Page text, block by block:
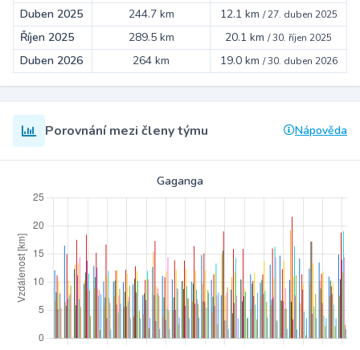
Duben 2025
244.7 km 12.1 km /27. duben 2025
Říjen 2025 289.5 km 20.1 km /30. říjen 2025
Duben 2026 264 km 19.0 km /30. duben 2026
Porovnání mezi členy týmu Nápověda
Gaganga